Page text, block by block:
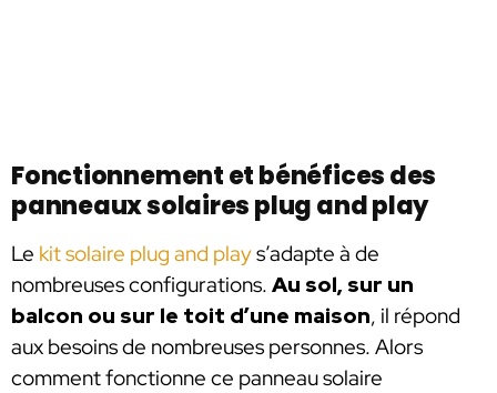
Fonctionnement et bénéfices des
panneaux solaires plug and play
Le kit solaire plug and plays’adapte à de
nombreuses configurations. Au sol, sur un
balcon ou sur le toit d’une maison, il répond
aux besoins de nombreuses personnes. Alors
comment fonctionne ce panneau solaire